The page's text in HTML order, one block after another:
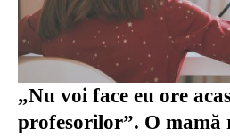
„Nu voi face eu ore
profesorilor”. O mamă